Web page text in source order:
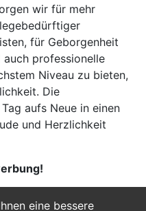
eine bessere
wir für mehr
für Geborgenheit
auch professionelle
Niveau zu bieten,
Die
aufs Neue in einen
und Herzlichkeit